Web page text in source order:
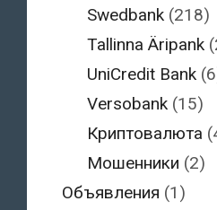
Swedbank (218)
Tallinna Äripank
UniCredit Bank
Versobank (15)
Криптовалюта
Мошенники (2)
Объявления (1)